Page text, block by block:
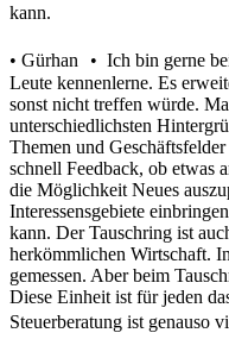
kann.
• Gürhan • Ich bin gerne
Leute kennenlerne. Es
sonst nicht treffen würde.
unterschiedlichsten
Themen und
schnell Feedback, ob etwas
die Möglichkeit Neues
Interessensgebiete
kann. Der Tauschring ist
herkömmlichen Wirtschaft.
gemessen. Aber beim
Diese Einheit ist für jeden
Steuerberatung ist genauso